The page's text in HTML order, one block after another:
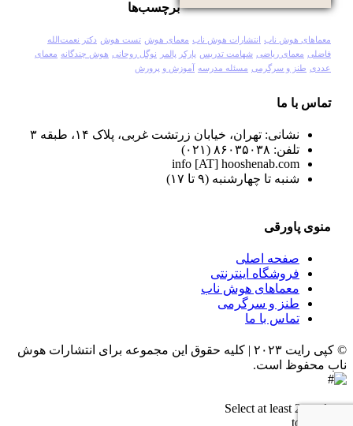
برچسب‌ها
معماهای هوش ناب انتشارات هوش ناب معمای هوش تست هوش دکتر نعمت‌الله
فاضلی معمای ریاضی شهامت تدریس پارکر پالمر نوگل روحانی هوش چندگانه معمای
عددی طنز و سرگرمی مسئله مدرسه آموزش و پرورش
تماس با ما
نشانی: تهران، خیابان زرتشت غربی، پلاک ۱۴، طبقه ۳
تلفن: ۸۶۰۳۵۰۳۸ (۰۲۱)
info [AT] hooshenab.com
شنبه تا چهارشنبه (۹ تا ۱۷)
منوی پاورقی
صفحه اصلی
فروشگاه اینترنتی
معماهای هوش ناب
طنز و سرگرمی
تماس با ما
© کپی رایت ۲۰۲۳ | کلیه حقوق این مجموعه برای انتشارات هوش
ناب محفوظ است.
Select at least 2 products
to compare